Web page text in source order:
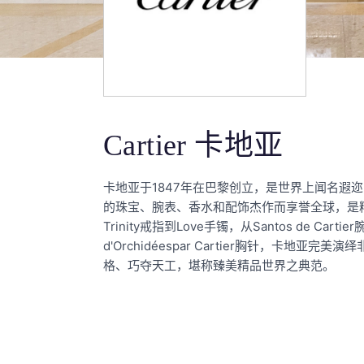
Cartier 卡地亚
卡地亚于1847年在巴黎创立，是世界上闻名遐
的珠宝、腕表、香水和配饰杰作而享誉全球，
Trinity戒指到Love手镯，从Santos de Cartier
d'Orchidéespar Cartier胸针，卡地亚完美演绎
格、巧夺天工，堪称臻美精品世界之典范。